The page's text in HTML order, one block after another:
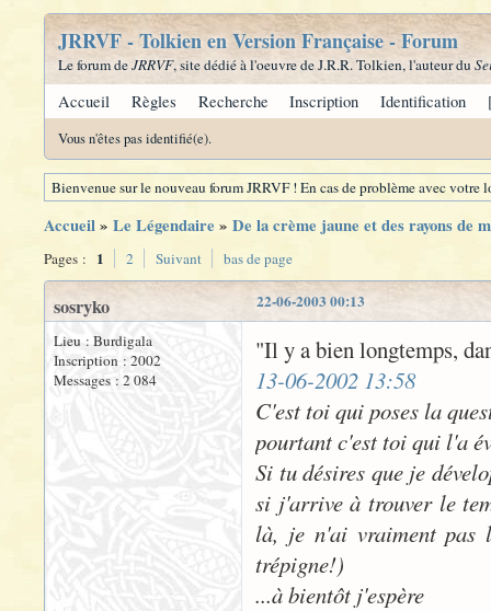
JRRVF - Tolkien en Version Française - Forum
Le forum deJRRVF, site dédié à l'oeuvre de J.R.R. Tolkien, l'auteur du
Accueil Règles Recherche Inscription Identification
Vous n'êtes pas identifié(e).
Bienvenue sur le nouveau forum JRRVF ! En cas de problème avec
Accueil» Le Légendaire » De la crème jaune et des rayons de
Pages : 1 2 Suivant bas de page
22-06-2003 00:13
sosryko
Lieu : Burdigala
Inscription : 2002
Messages : 2 084
"Il y a bien longtemps,
13-06-2002 13:58
C'est toi qui poses la
pourtant c'est toi qui l'a
Si tu désires que je
si j'arrive à trouver le
là, je n'ai vraiment pas
trépigne!)
...à bientôt j'espère